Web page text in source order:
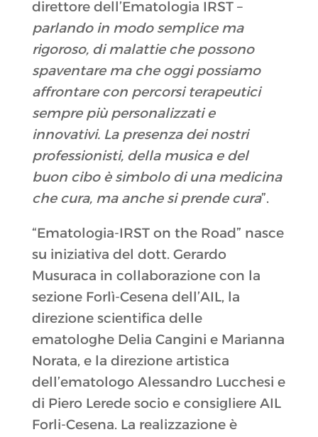
direttore dell’Ematologia IRST –
parlando in modo semplice ma
rigoroso, di malattie che possono
spaventare ma che oggi possiamo
affrontare con percorsi terapeutici
sempre più personalizzati e
innovativi. La presenza dei nostri
professionisti, della musica e del
buon cibo è simbolo di una medicina
che cura, ma anche si prende cura”.
“Ematologia-IRST on the Road” nasce
su iniziativa del dott. Gerardo
Musuraca in collaborazione con la
sezione Forlì-Cesena dell’AIL, la
direzione scientifica delle
ematologhe Delia Cangini e Marianna
Norata, e la direzione artistica
dell’ematologo Alessandro Lucchesi e
di Piero Lerede socio e consigliere AIL
Forli-Cesena. La realizzazione è